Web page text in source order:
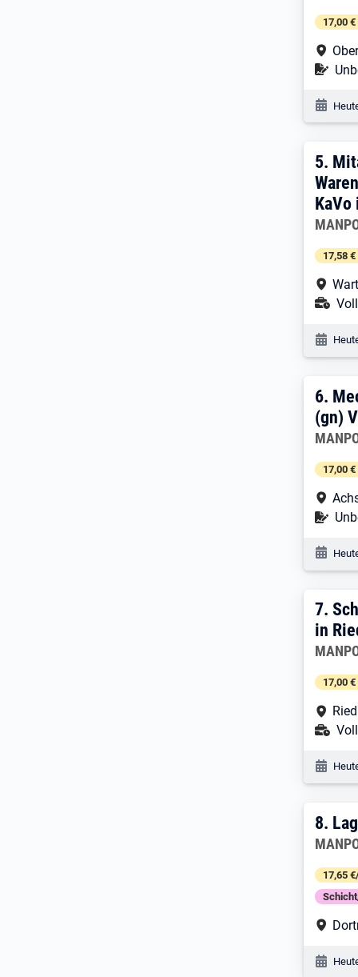
17,00
5.
5.
KaVo
17,58
6.
6.
(gn)
17,00
7.
7.
in
17,00
8.
8.
17,65